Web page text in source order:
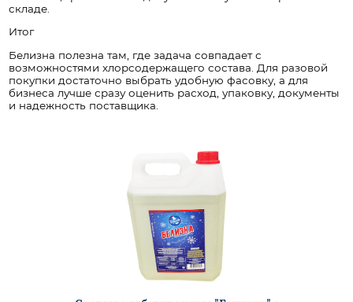
складе.
Итог
Белизна полезна там, где задача совпадает с
возможностями хлорсодержащего состава. Для разовой
покупки достаточно выбрать удобную фасовку, а для
бизнеса лучше сразу оценить расход, упаковку, документы
и надежность поставщика.